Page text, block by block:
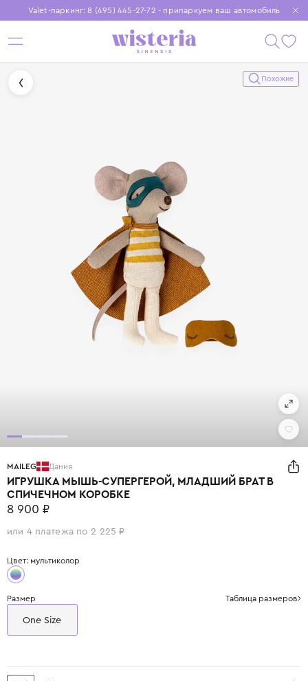
Valet-паркинг: 8 (495) 445-27-72 - припаркуем ваш автомобиль
Бесплатная доставка при заказе от 15 000 ₽
Установите приложение, чтобы покупки были еще удобнее
Похожие
MAILEG Дания
ИГРУШКА МЫШЬ-СУПЕРГЕРОЙ, МЛАДШИЙ БРАТ В
СПИЧЕЧНОМ КОРОБКЕ
8 900 ₽
или 4 платежа по 2 225 ₽
Цвет: мультиколор
Размер Таблица размеров
One Size